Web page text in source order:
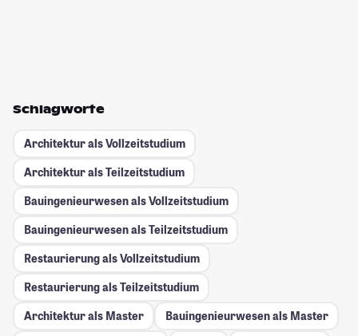
Schlagworte
Architektur als Vollzeitstudium
Architektur als Teilzeitstudium
Bauingenieurwesen als Vollzeitstudium
Bauingenieurwesen als Teilzeitstudium
Restaurierung als Vollzeitstudium
Restaurierung als Teilzeitstudium
Architektur als Master
Bauingenieurwesen als Master